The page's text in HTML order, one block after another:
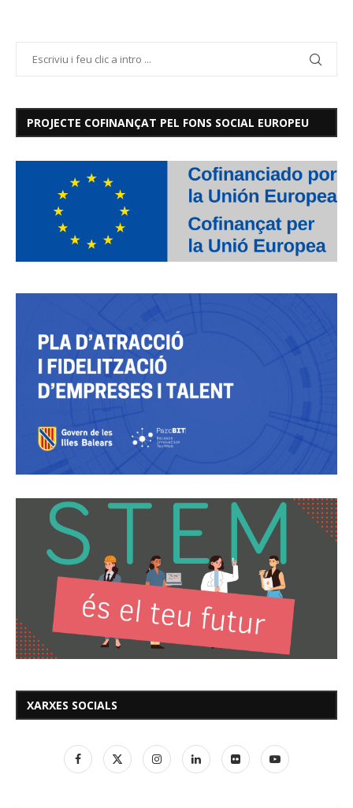
PROJECTE COFINANÇAT PEL FONS SOCIAL EUROPEU
XARXES SOCIALS